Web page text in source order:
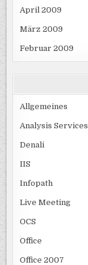
April 2009
März 2009
Februar 2009
Allgemeines
Analysis Services
Denali
IIS
Infopath
Live Meeting
OCS
Office
Office 2007